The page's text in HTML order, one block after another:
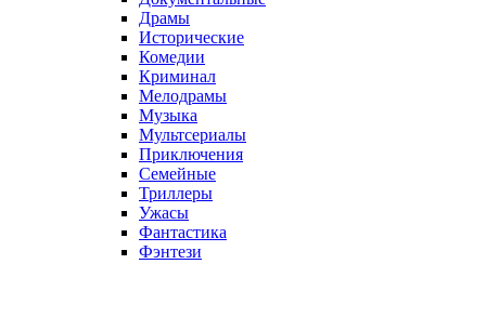
Драмы
Исторические
Комедии
Криминал
Мелодрамы
Музыка
Мультсериалы
Приключения
Семейные
Триллеры
Ужасы
Фантастика
Фэнтези